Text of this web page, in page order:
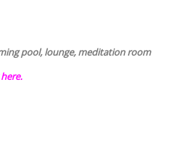
pool, lounge, meditation room
.